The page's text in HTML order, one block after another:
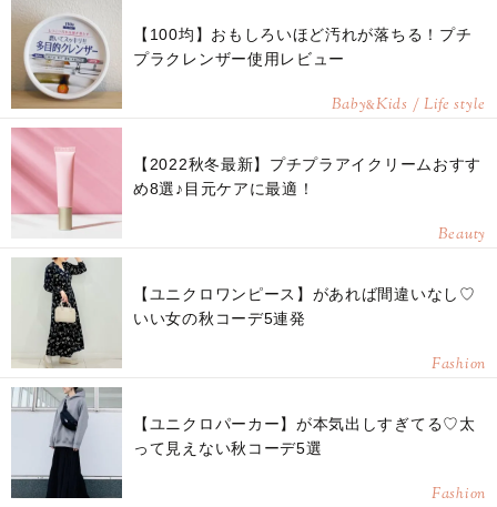
【100均】おもしろいほど汚れが落ちる！プチ
プラクレンザー使用レビュー
Baby&Kids / Life style
【2022秋冬最新】プチプラアイクリームおすす
め8選♪目元ケアに最適！
Beauty
【ユニクロワンピース】があれば間違いなし♡
いい女の秋コーデ5連発
Fashion
【ユニクロパーカー】が本気出しすぎてる♡太
って見えない秋コーデ5選
Fashion